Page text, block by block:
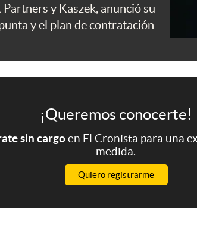
y Kaszek, anunció su
y el plan de contratación
¡Queremos conocerte!
sin cargoen El Cronista para una
medida.
Quiero registrarme